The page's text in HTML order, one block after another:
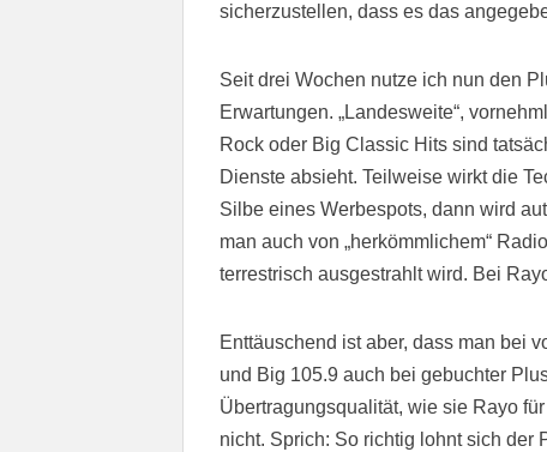
sicherzustellen, dass es das
Seit drei Wochen nutze ich nun den
Erwartungen. „Landesweite“,
Rock oder Big Classic Hits sind
Dienste absieht. Teilweise wirkt die
Silbe eines Werbespots, dann wird
man auch von „herkömmlichem“
terrestrisch ausgestrahlt wird. Bei
Enttäuschend ist aber, dass man bei
und Big 105.9 auch bei gebuchter
Übertragungsqualität, wie sie Rayo
nicht. Sprich: So richtig lohnt sich der